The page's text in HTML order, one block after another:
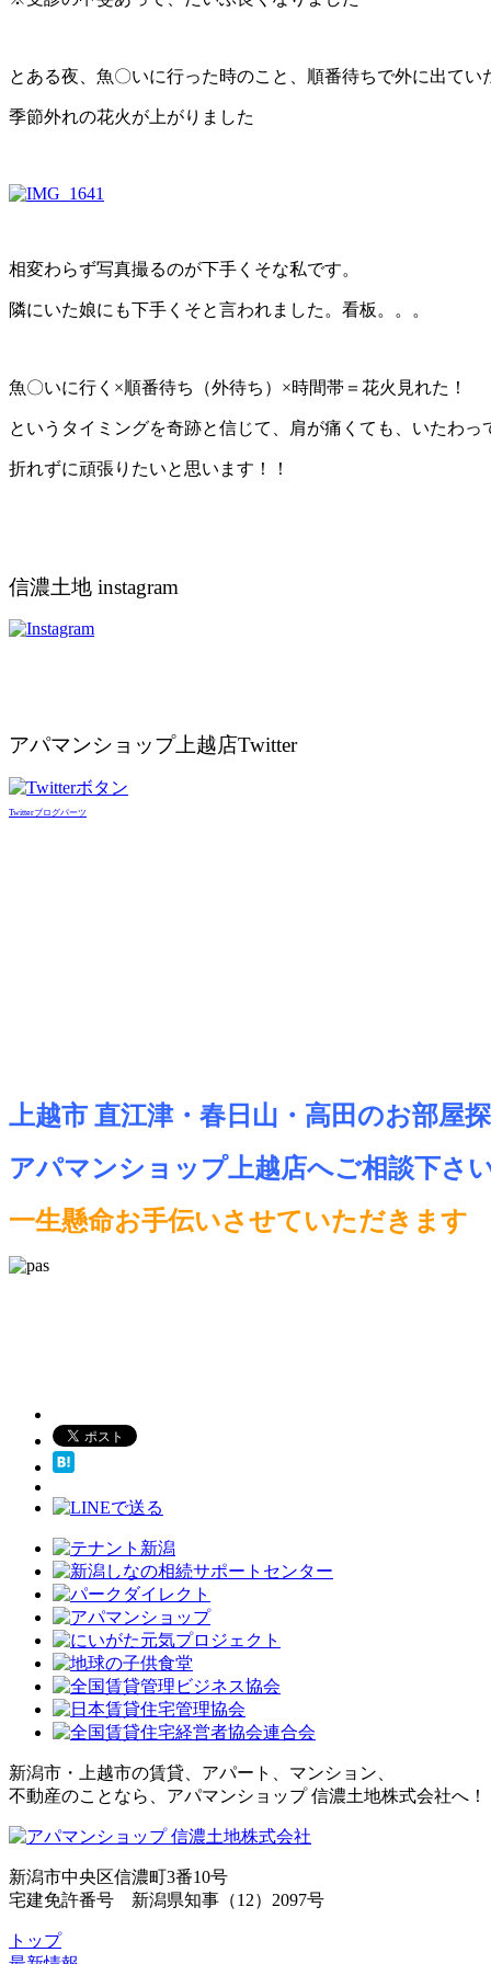
とある夜、魚〇いに行った時のこと、順番待ちで外に出てい
季節外れの花火が上がりました
相変わらず写真撮るのが下手くそな私です。
隣にいた娘にも下手くそと言われました。看板。。。
魚〇いに行く×順番待ち（外待ち）×時間帯＝花火見れた！
というタイミングを奇跡と信じて、肩が痛くても、いたわっ
折れずに頑張りたいと思います！！
信濃土地 instagram
アパマンショップ上越店Twitter
Twitterブログパーツ
上越市 直江津・春日山・高田のお部屋
アパマンショップ上越店へご相談下さ
一生懸命お手伝いさせていただきます
新潟市・上越市の賃貸、アパート、マンション、
不動産のことなら、アパマンショップ 信濃土地株式会社へ！
新潟市中央区信濃町3番10号
宅建免許番号 新潟県知事（12）2097号
トップ